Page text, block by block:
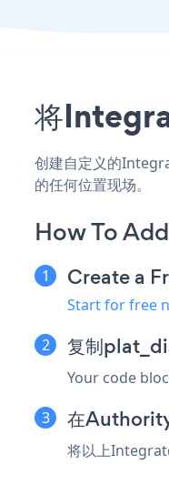
将
创建自定义的
的任何位置现场。
How To
Create a
Start for free
复制
Your code
在
将以上